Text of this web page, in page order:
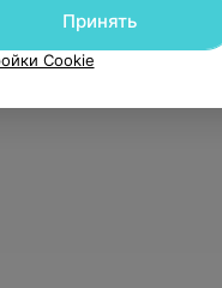
Принять
Cookie